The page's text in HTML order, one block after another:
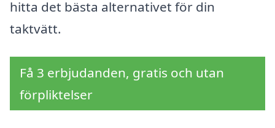
hitta det bästa alternativet för din
taktvätt.
Få 3 erbjudanden, gratis och utan
förpliktelser